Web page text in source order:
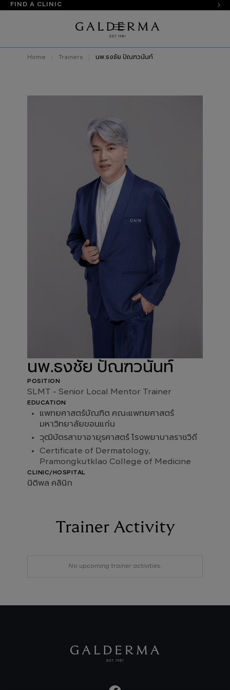
FIND A CLINIC
Home Trainers นพ.ธงชัย ปัณฑวนันท์
นพ.ธงชัย ปัณฑวนันท์
POSITION
SLMT - Senior Local Mentor Trainer
EDUCATION
แพทยศาสตร์บัณฑิต คณะแพทยศาสตร์
มหาวิทยาลัยขอนแก่น
วุฒิบัตรสาขาอายุรศาสตร์ โรงพยาบาลราชวิถี
Certificate of Dermatology,
Pramongkutklao College of Medicine
CLINIC/HOSPITAL
นิติพล คลินิก
Trainer Activity
No upcoming trainer activities.